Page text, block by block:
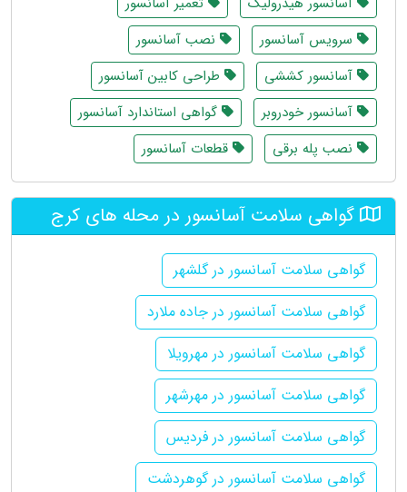
سرویس آسانسور
نصب آسانسور
آسانسور کششی
طراحی کابین آسانسور
آسانسور خودروبر
گواهی استاندارد آسانسور
نصب پله برقی
قطعات آسانسور
گواهی سلامت آسانسور در محله های کرج
گواهی سلامت آسانسور در گلشهر
گواهی سلامت آسانسور در جاده ملارد
گواهی سلامت آسانسور در مهرویلا
گواهی سلامت آسانسور در مهرشهر
گواهی سلامت آسانسور در فردیس
گواهی سلامت آسانسور در گوهردشت